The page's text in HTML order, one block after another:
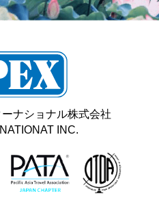
ナショナル株式会社
INC.